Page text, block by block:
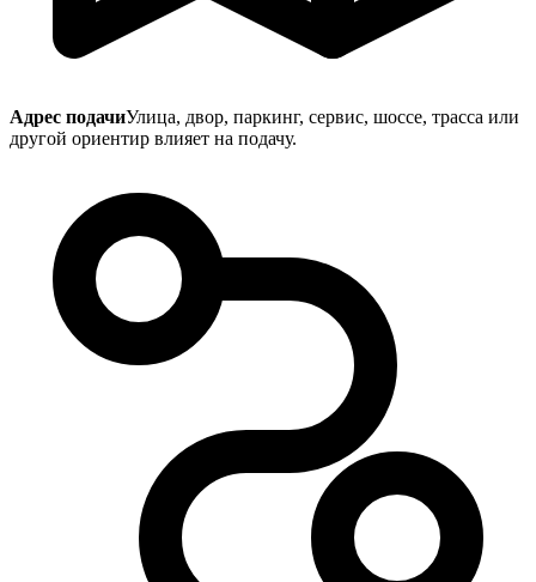
Адрес подачиУлица, двор, паркинг, сервис, шоссе, трасса или
другой ориентир влияет на подачу.